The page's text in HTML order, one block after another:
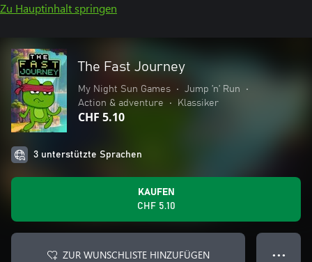
Zu Hauptinhalt springen
The Fast Journey
My Night Sun Games • Jump ’n’ Run
•
Action & adventure
• Klassiker
CHF 5.10
3 unterstützte Sprachen
KAUFEN
CHF 5.10
ZUR WUNSCHLISTE HINZUFÜGEN ● ● ●